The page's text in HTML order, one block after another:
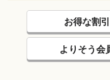
お得な割
よりそう会